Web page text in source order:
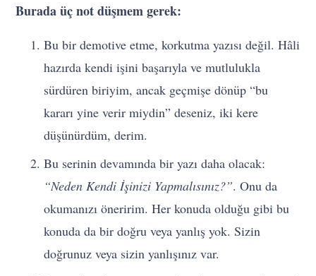
Burada üç not düşmem gerek:
Bu bir demotive etme, korkutma yazısı değil. Hâli
hazırda kendi işini başarıyla ve mutlulukla
sürdüren biriyim, ancak geçmişe dönüp “bu
kararı yine verir miydin” deseniz, iki kere
düşünürdüm, derim.
Bu serinin devamında bir yazı daha olacak:
“Neden Kendi İşinizi Yapmalısınız?”. Onu da
okumanızı öneririm. Her konuda olduğu gibi bu
konuda da bir doğru veya yanlış yok. Sizin
doğrunuz veya sizin yanlışınız var.